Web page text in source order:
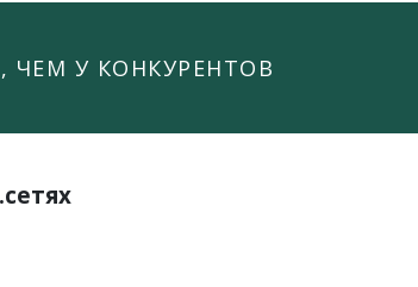
ЧЕМ У КОНКУРЕНТОВ